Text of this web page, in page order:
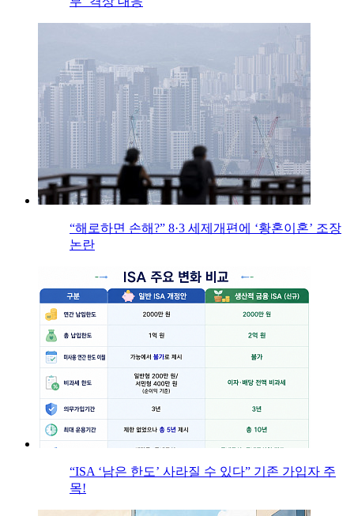
“해로하면 손해?” 8·3 세제개편에 ‘황혼이혼’ 조장
논란
“ISA ‘남은 한도’ 사라질 수 있다” 기존 가입자 주
목!